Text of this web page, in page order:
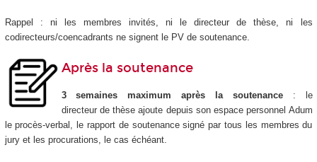
Rappel : ni les membres invités, ni le directeur de thèse, ni les
codirecteurs/coencadrants ne signent le PV de soutenance.
Après la soutenance
3 semaines maximum après la soutenance: le
directeur de thèse ajoute depuis son espace personnel Adum
le procès-verbal, le rapport de soutenance signé par tous les membres du
jury et les procurations, le cas échéant.